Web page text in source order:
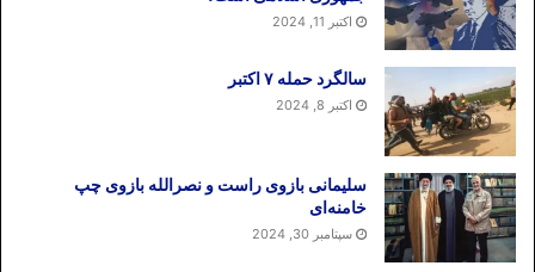
اکتبر 11, 2024
سالگرد حمله ۷ اکتبر
اکتبر 8, 2024
سلیمانی بازوی راست و نصرالله بازوی چپ
خامنه‌ای
سپتامبر 30, 2024